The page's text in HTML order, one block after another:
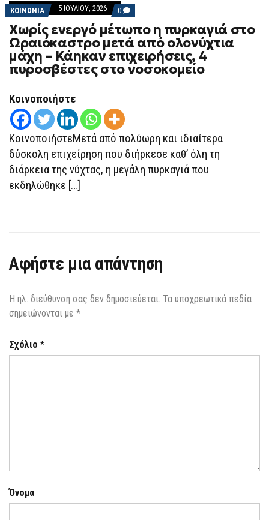
ΚΟΙΝΩΝΙΑ 5 ΙΟΥΛΊΟΥ, 2026 0 COMMENTS
ON
ΧΩΡΊΣ
ΕΝΕΡΓΌ
ΜΈΤΩΠΟ
Η
ΠΥΡΚΑΓΙΆ
ΣΤΟ
ΜΆΧΗ
–
ΚΆΗΚΑΝ
ΕΠΙΧΕΙΡΉΣΕΙΣ,
4
ΠΥΡΟΣΒΈΣΤΕΣ
ΣΤΟ
Χωρίς ενεργό μέτωπο η πυρκαγιά στο
Ωραιόκαστρο μετά από ολονύχτια
μάχη – Κάηκαν επιχειρήσεις, 4
πυροσβέστες στο νοσοκομείο
Κοινοποιήστε
ΚοινοποιήστεΜετά από πολύωρη και ιδιαίτερα
δύσκολη επιχείρηση που διήρκεσε καθ’ όλη τη
διάρκεια της νύχτας, η μεγάλη πυρκαγιά που
εκδηλώθηκε […]
Αφήστε μια απάντηση
Η ηλ. διεύθυνση σας δεν δημοσιεύεται. Τα υποχρεωτικά πεδία
σημειώνονται με *
Σχόλιο *
Όνομα